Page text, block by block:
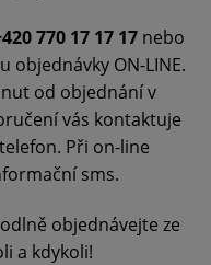
770 17 17 17nebo
objednávky ON-LINE.
od objednání v
vás kontaktuje
Při on-line
sms.
objednávejte ze
a kdykoli!